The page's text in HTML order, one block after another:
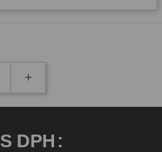
+
S DPH: